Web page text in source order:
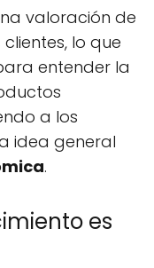
valoración de
clientes, lo que
entender la
a los
idea general
.
es